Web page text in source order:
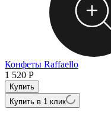
Конфеты Raffaello
1 520 Р
Купить в 1 клик